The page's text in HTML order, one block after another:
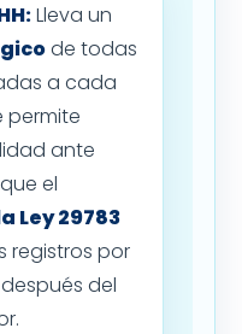
Lleva un
de todas
a cada
permite
ante
que el
Ley 29783
registros por
del